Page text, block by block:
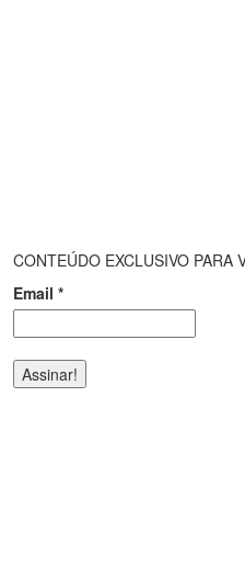
CONTEÚDO EXCLUSIVO PARA
Email *